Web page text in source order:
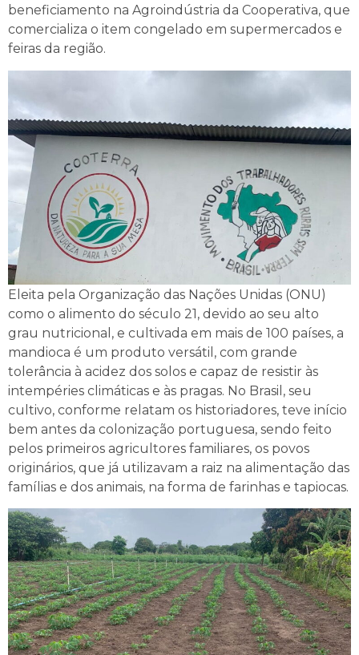
beneficiamento na Agroindústria da Cooperativa, que
comercializa o item congelado em supermercados e
feiras da região.
Eleita pela Organização das Nações Unidas (ONU)
como o alimento do século 21, devido ao seu alto
grau nutricional, e cultivada em mais de 100 países, a
mandioca é um produto versátil, com grande
tolerância à acidez dos solos e capaz de resistir às
intempéries climáticas e às pragas. No Brasil, seu
cultivo, conforme relatam os historiadores, teve início
bem antes da colonização portuguesa, sendo feito
pelos primeiros agricultores familiares, os povos
originários, que já utilizavam a raiz na alimentação das
famílias e dos animais, na forma de farinhas e tapiocas.